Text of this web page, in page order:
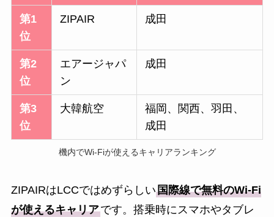
第1
位
ZIPAIR 成田
第2
位
エアージャパ
ン
成田
第3
位
大韓航空
福岡、関西、羽田、
成田
機内でWi-Fiが使えるキャリアランキング
ZIPAIRはLCCではめずらしい国際線で無料のWi-Fi
が使えるキャリアです。搭乗時にスマホやタブレ